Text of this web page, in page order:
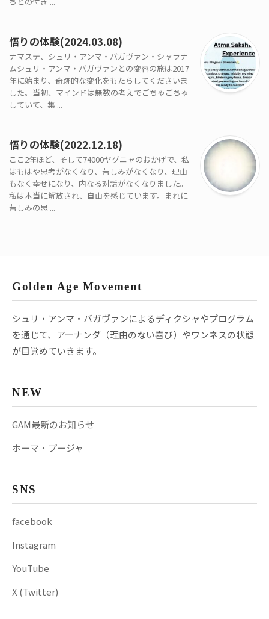
悟りの体験(2024.03.08)
ナマステ、シュリ・アンマ・バガヴァン・シャラナ
ムシュリ・アンマ・バガヴァンとの変容の旅は2017
年に始まり、奇跡的な変化をもたらしてくださいま
した。当初、マインドは無数の考えでごちゃごちゃ
していて、集 ...
悟りの体験(2022.12.18)
ここ2年ほど、そして74000ヤグニャのおかげで、私
はもはや思考がなくなり、苦しみがなくなり、理由
もなく幸せになり、内なる対話がなくなりました。
私は本当に解放され、自由を感じています。まれに
苦しみの思 ...
Golden Age Movement
シュリ・アンマ・バガヴァンによるディクシャやプログラム
を通じて、アーナンダ（理由のない喜び）やワンネスの状態
が目覚めていきます。
NEW
GAM最新のお知らせ
ホーマ・プージャ
SNS
facebook
Instagram
YouTube
X (Twitter)